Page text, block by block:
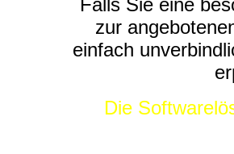
Falls Sie eine
zur
einfach
Die